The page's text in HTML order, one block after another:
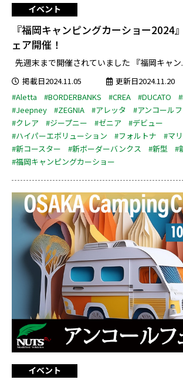
イベント
『福岡キャンピングカーショー2024
ェア開催！
先週末まで開催されていました 『福岡キャン
掲載日2024.11.05
更新日2024.11.20
#Aletta
#BORDERBANKS #CREA #DUCATO
#Jeepney
#ZEGNIA #アレッタ #アンコール
#クレア
#ジープニー #ゼニア
#デビュー
#ハイパーエボリューション
#フォルトナ
#マ
#新コースター
#新ボーダーバンクス #新型
#
#福岡キャンピングカーショー
イベント